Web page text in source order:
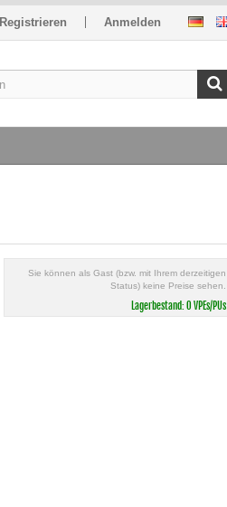
Registrieren Anmelden
Sie können als Gast (bzw. mit Ihrem derzeitigen
Status) keine Preise sehen.
Lagerbestand: 0 VPEs/PUs